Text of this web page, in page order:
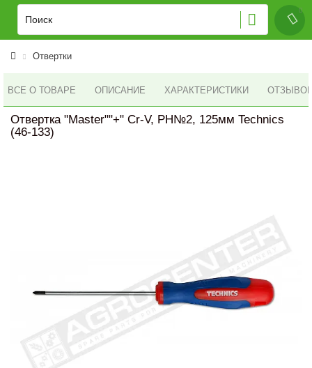
Отвертки
ВСЕ О ТОВАРЕ ОПИСАНИЕ ХАРАКТЕРИСТИКИ ОТЗЫВОВ
Отвертка "Master""+" Cr-V, PH№2, 125мм Technics
(46-133)